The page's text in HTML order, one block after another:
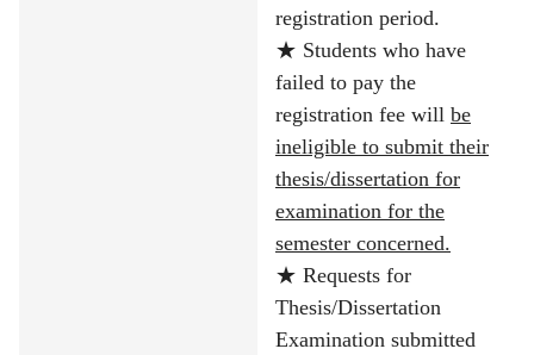
registration period.
★ Students who have
failed to pay the
registration fee will be
ineligible to submit their
thesis/dissertation for
examination for the
semester concerned.
★ Requests for
Thesis/Dissertation
Examination submitted